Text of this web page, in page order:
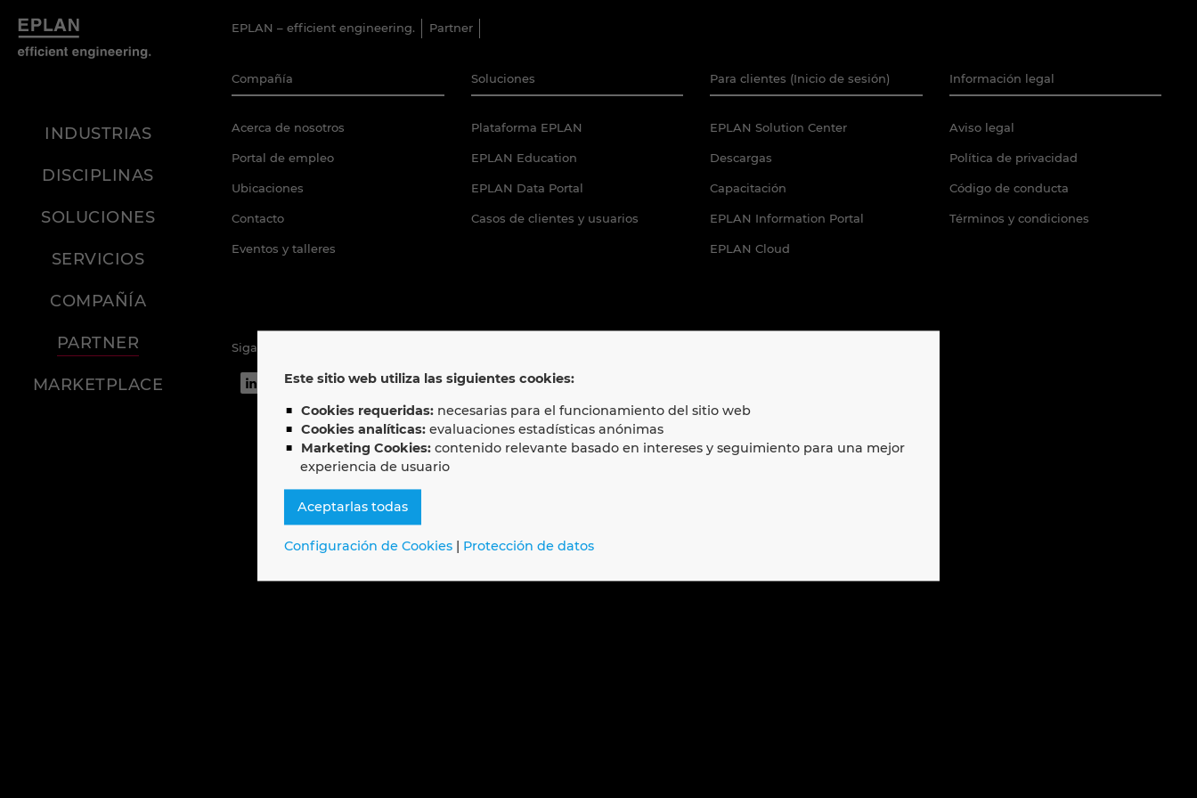
Este sitio web utiliza las siguientes cookies:
Cookies requeridas:necesarias para el funcionamiento del sitio web
Cookies analíticas:evaluaciones estadísticas anónimas
Marketing Cookies:contenido relevante basado en intereses y seguimiento para una mejor
experiencia de usuario
Aceptarlas todas
Configuración de Cookies| Protección de datos
EPLAN – efficient engineering. Partner
INDUSTRIAS
DISCIPLINAS
SOLUCIONES
SERVICIOS
COMPAÑÍA
PARTNER
MARKETPLACE
Compañía
Acerca de nosotros
Portal de empleo
Ubicaciones
Contacto
Eventos y talleres
Soluciones
Plataforma EPLAN
EPLAN Education
EPLAN Data Portal
Casos de clientes y usuarios
Para clientes (Inicio de sesión)
EPLAN Solution Center
Descargas
Capacitación
EPLAN Information Portal
EPLAN Cloud
Información legal
Aviso legal
Política de privacidad
Código de conducta
Términos y condiciones
Siga a EPLAN